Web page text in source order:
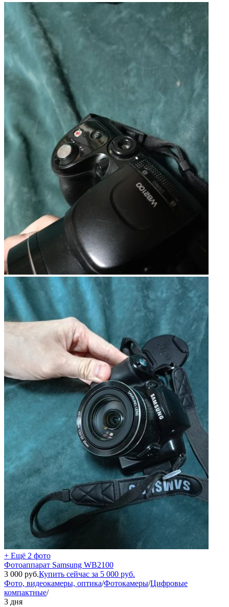
+ Ещё 2 фото
Фотоаппарат Samsung WB2100
3 000 руб.Купить сейчас за 5 000 руб.
Фото, видеокамеры, оптика/Фотокамеры/Цифровые
компактные/
3 дня